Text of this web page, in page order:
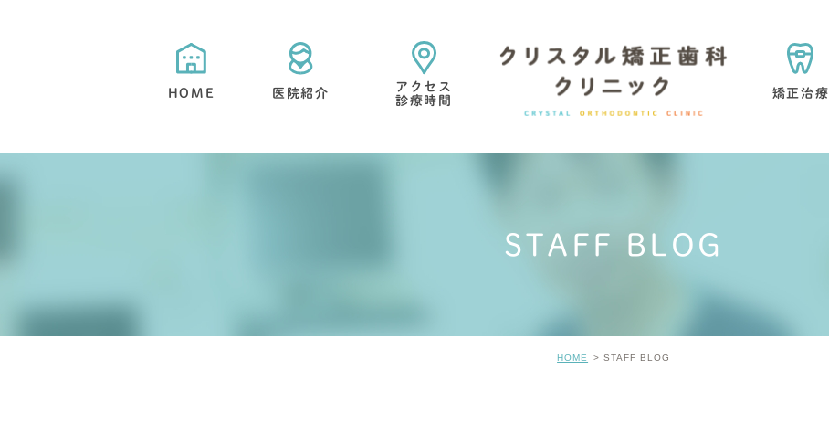
HOME 医院紹介
アクセス
診療時間
矯正治療
矯正治療の目的・考え方 矯正専門医院を選ぶ理由
マウスピース型矯正歯科 小児矯正
STAFF BLOG
HOME STAFF BLOG